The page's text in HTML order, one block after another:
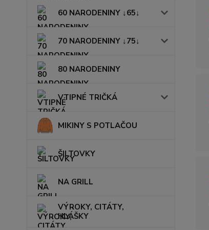
60 NARODENINY ↓65↓
70 NARODENINY ↓75↓
80 NARODENINY
VTIPNÉ TRIČKÁ
MIKINY S POTLAČOU
ŠILTOVKY
NA GRILL
VÝROKY, CITÁTY,
HLÁŠKY